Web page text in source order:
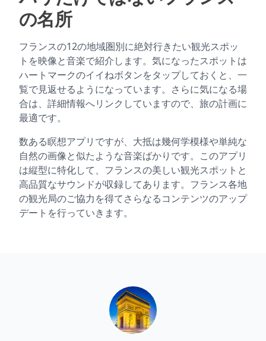
の名所
フランスの12の地域圏別に絶対行きたい観光スポッ
トを映像と音楽で紹介します。気になったスポットは
ハートマークのイイねボタンをタップしておくと、一
覧で見返せるようになっています。さらに気になる場
合は、詳細情報へリンクしていますので、旅の計画に
最適です。
数ある瞑想アプリですが、大抵は幾何学模様や単純な
自然の画像と似たような音楽ばかりです。このアプリ
は縦型に特化して、フランスの美しい観光スポットと
高品質なサウンドが収録してあります。フランス各地
の観光局のご協力を得てさらなるコンテンツのアップ
デートを行っていきます。